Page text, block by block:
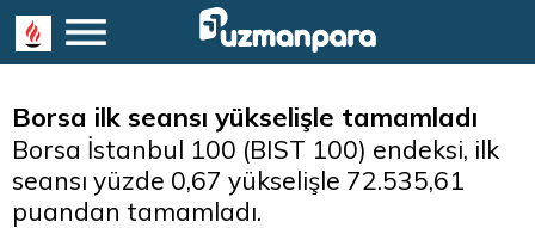
Borsa ilk seansı yükselişle tamamladı
Borsa İstanbul 100 (BIST 100) endeksi, ilk
seansı yüzde 0,67 yükselişle 72.535,61
puandan tamamladı.